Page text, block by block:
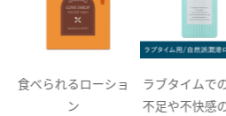
食べられるローショ
ン
ラブタイムで
不足や不快感